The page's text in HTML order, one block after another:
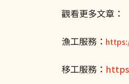
觀看更多文章：
漁工服務：
移工服務：